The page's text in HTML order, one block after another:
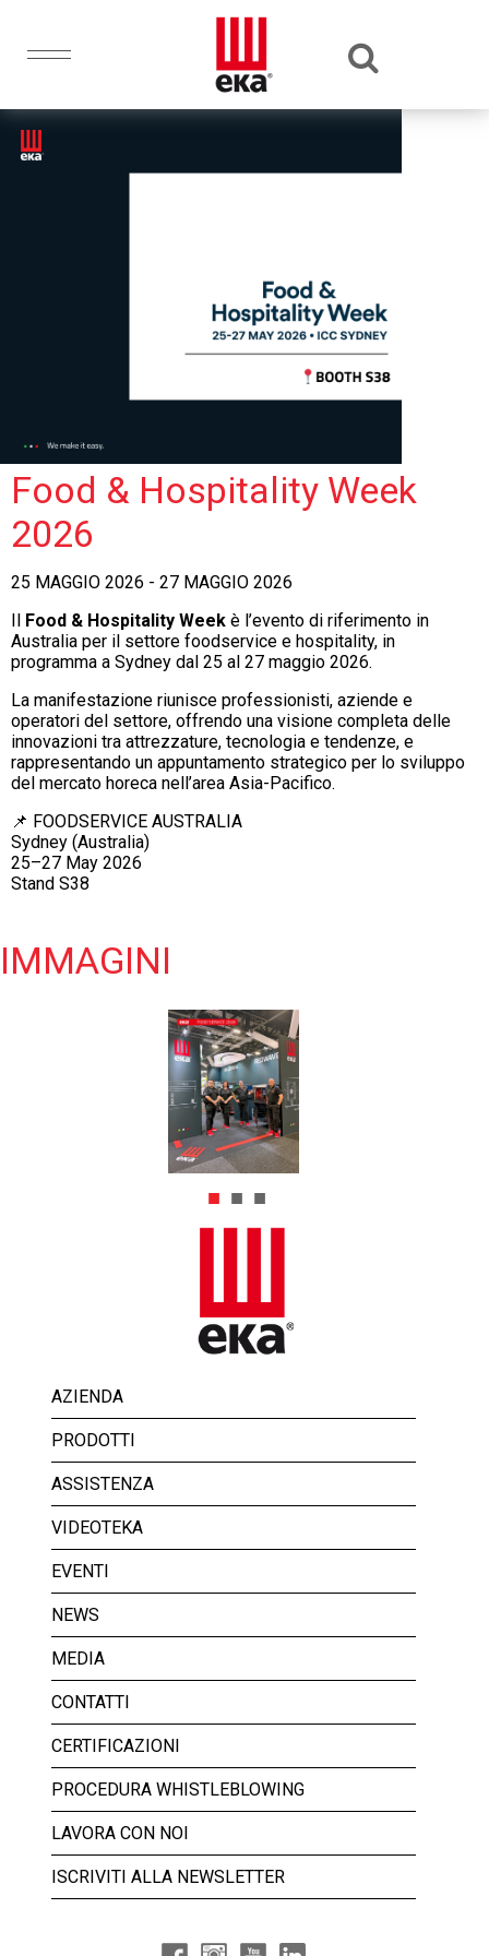
Food & Hospitality Week
2026
25 MAGGIO 2026 - 27 MAGGIO 2026
Food & Hospitality Week è l’evento di riferimento in
Australia per il settore foodservice e hospitality, in
programma a Sydney dal 25 al 27 maggio 2026.
La manifestazione riunisce professionisti, aziende e
operatori del settore, offrendo una visione completa delle
innovazioni tra attrezzature, tecnologia e tendenze, e
rappresentando un appuntamento strategico per lo sviluppo
del mercato horeca nell’area Asia-Pacifico.
📌 FOODSERVICE AUSTRALIA
Sydney (Australia)
25–27 May 2026
Stand S38
IMMAGINI
AZIENDA
PRODOTTI
ASSISTENZA
VIDEOTEKA
EVENTI
NEWS
MEDIA
CONTATTI
CERTIFICAZIONI
PROCEDURA WHISTLEBLOWING
LAVORA CON NOI
ISCRIVITI ALLA NEWSLETTER